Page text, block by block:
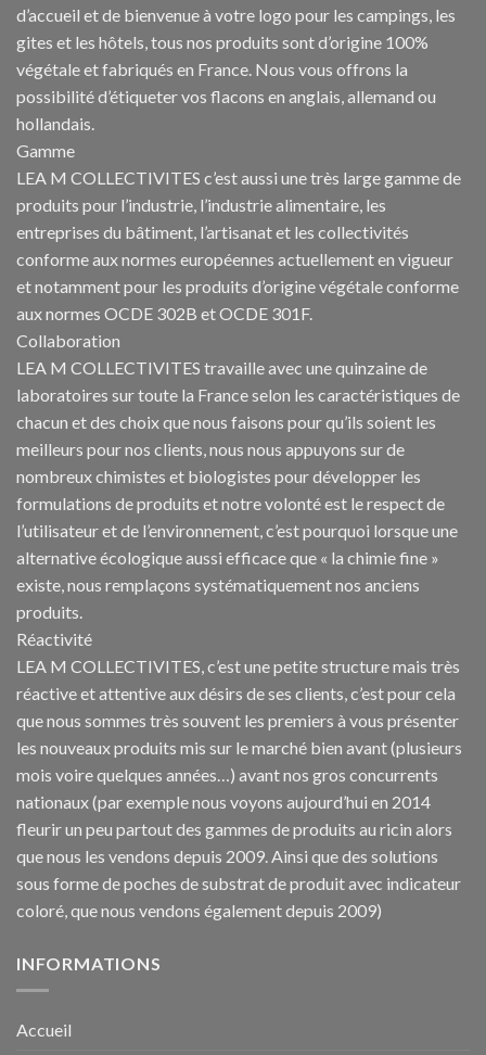
d’accueil et de bienvenue à votre logo pour les campings, les
gites et les hôtels, tous nos produits sont d’origine 100%
végétale et fabriqués en France. Nous vous offrons la
possibilité d’étiqueter vos flacons en anglais, allemand ou
hollandais.
Gamme
LEA M COLLECTIVITES c’est aussi une très large gamme de
produits pour l’industrie, l’industrie alimentaire, les
entreprises du bâtiment, l’artisanat et les collectivités
conforme aux normes européennes actuellement en vigueur
et notamment pour les produits d’origine végétale conforme
aux normes OCDE 302B et OCDE 301F.
Collaboration
LEA M COLLECTIVITES travaille avec une quinzaine de
laboratoires sur toute la France selon les caractéristiques de
chacun et des choix que nous faisons pour qu’ils soient les
meilleurs pour nos clients, nous nous appuyons sur de
nombreux chimistes et biologistes pour développer les
formulations de produits et notre volonté est le respect de
l’utilisateur et de l’environnement, c’est pourquoi lorsque une
alternative écologique aussi efficace que « la chimie fine »
existe, nous remplaçons systématiquement nos anciens
produits.
Réactivité
LEA M COLLECTIVITES, c’est une petite structure mais très
réactive et attentive aux désirs de ses clients, c’est pour cela
que nous sommes très souvent les premiers à vous présenter
les nouveaux produits mis sur le marché bien avant (plusieurs
mois voire quelques années…) avant nos gros concurrents
nationaux (par exemple nous voyons aujourd’hui en 2014
fleurir un peu partout des gammes de produits au ricin alors
que nous les vendons depuis 2009. Ainsi que des solutions
sous forme de poches de substrat de produit avec indicateur
coloré, que nous vendons également depuis 2009)
INFORMATIONS
Accueil